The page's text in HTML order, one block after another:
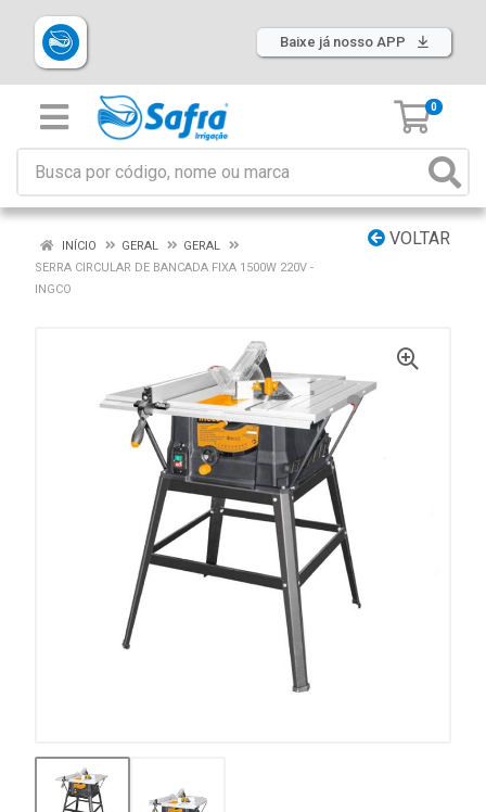
Baixe já nosso APP
0
VOLTAR
INÍCIO GERAL
GERAL
SERRA CIRCULAR DE BANCADA FIXA 1500W 220V -
INGCO